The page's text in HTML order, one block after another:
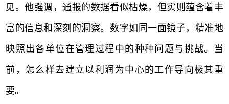
见。他强调，通报的数据看似枯燥，但实则蕴含着丰
富的信息和深刻的洞察。数字如同一面镜子，精准地
映照出各单位在管理过程中的种种问题与挑战。当
前，怎么样去建立以利润为中心的工作导向极其重
要。